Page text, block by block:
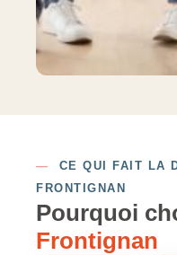
— CE QUI FAIT LA
FRONTIGNAN
Pourquoi
Frontignan